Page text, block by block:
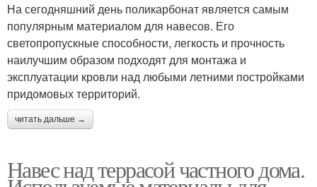
На сегодняшний день поликарбонат является самым
популярным материалом для навесов. Его
светопропускные способности, легкость и прочность
наилучшим образом подходят для монтажа и
эксплуатации кровли над любыми летними постройками
придомовых территорий.
читать дальше →
Навес над террасой частного дома.